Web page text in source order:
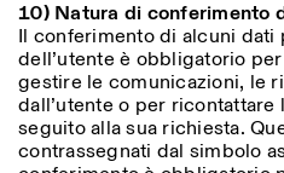
10) Natura di conferimento
Il conferimento di alcuni dati
dell’utente è obbligatorio
gestire le comunicazioni, le
dall’utente o per ricontattare
seguito alla sua richiesta.
contrassegnati dal simbolo